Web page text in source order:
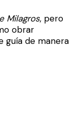
Milagros, pero
obrar
guía de manera